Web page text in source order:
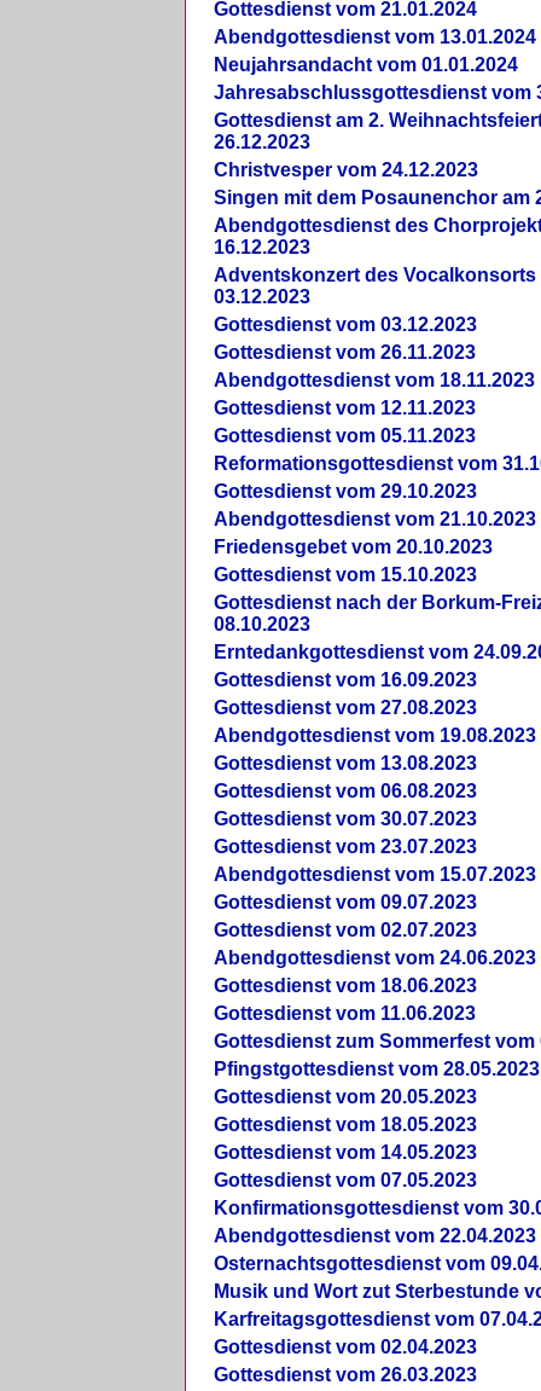
Gottesdienst vom 21.01.2024
Abendgottesdienst vom 13.01.2024
Neujahrsandacht vom 01.01.2024
Jahresabschlussgottesdienst vom
Gottesdienst am 2.
26.12.2023
Christvesper vom 24.12.2023
Singen mit dem Posaunenchor am
Abendgottesdienst des
16.12.2023
Adventskonzert des Vocalkonsorts
03.12.2023
Gottesdienst vom 03.12.2023
Gottesdienst vom 26.11.2023
Abendgottesdienst vom 18.11.2023
Gottesdienst vom 12.11.2023
Gottesdienst vom 05.11.2023
Reformationsgottesdienst vom
Gottesdienst vom 29.10.2023
Abendgottesdienst vom 21.10.2023
Friedensgebet vom 20.10.2023
Gottesdienst vom 15.10.2023
Gottesdienst nach der Borkum-
08.10.2023
Erntedankgottesdienst vom
Gottesdienst vom 16.09.2023
Gottesdienst vom 27.08.2023
Abendgottesdienst vom 19.08.2023
Gottesdienst vom 13.08.2023
Gottesdienst vom 06.08.2023
Gottesdienst vom 30.07.2023
Gottesdienst vom 23.07.2023
Abendgottesdienst vom 15.07.2023
Gottesdienst vom 09.07.2023
Gottesdienst vom 02.07.2023
Abendgottesdienst vom 24.06.2023
Gottesdienst vom 18.06.2023
Gottesdienst vom 11.06.2023
Gottesdienst zum Sommerfest vom
Pfingstgottesdienst vom 28.05.2023
Gottesdienst vom 20.05.2023
Gottesdienst vom 18.05.2023
Gottesdienst vom 14.05.2023
Gottesdienst vom 07.05.2023
Konfirmationsgottesdienst vom
Abendgottesdienst vom 22.04.2023
Osternachtsgottesdienst vom
Musik und Wort zut Sterbestunde
Karfreitagsgottesdienst vom
Gottesdienst vom 02.04.2023
Gottesdienst vom 26.03.2023